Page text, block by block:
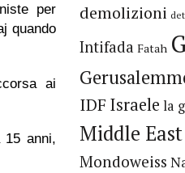
per
quando
ai
15 anni,
demolizioni
Intifada Fatah
IDF Israele la
Middle East
Mondoweiss